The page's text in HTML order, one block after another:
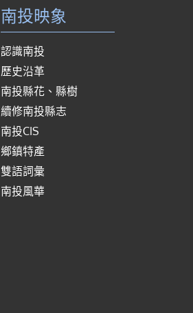
南投映象
認識南投
歷史沿革
南投縣花、縣樹
續修南投縣志
南投CIS
鄉鎮特產
雙語詞彙
南投風華